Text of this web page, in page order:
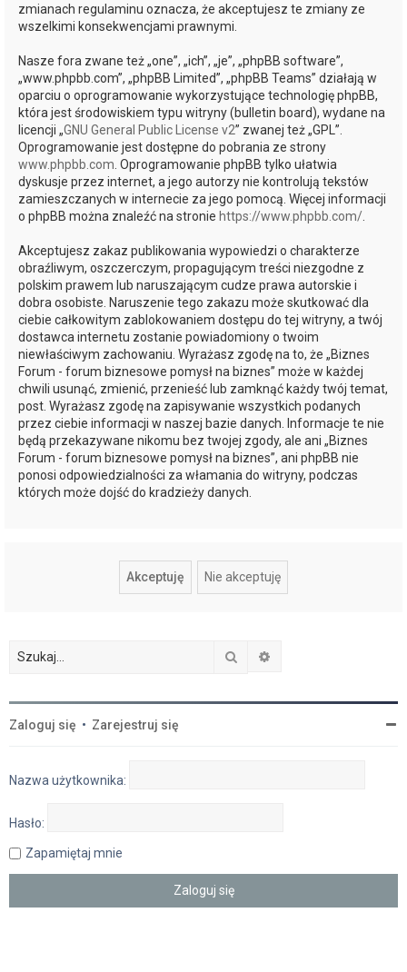
zmianach regulaminu oznacza, że akceptujesz te zmiany ze
wszelkimi konsekwencjami prawnymi.
Nasze fora zwane też „one”, „ich”, „je”, „phpBB software”,
„www.phpbb.com”, „phpBB Limited”, „phpBB Teams” działają w
oparciu o oprogramowanie wykorzystujące technologię phpBB,
która jest środowiskiem typu witryny (bulletin board), wydane na
licencji „GNU General Public License v2” zwanej też „GPL”.
Oprogramowanie jest dostępne do pobrania ze strony
www.phpbb.com . Oprogramowanie phpBB tylko ułatwia
dyskusje przez internet, a jego autorzy nie kontrolują tekstów
zamieszczanych w internecie za jego pomocą. Więcej informacji
o phpBB można znaleźć na stronie https://www.phpbb.com/
Akceptujesz zakaz publikowania wypowiedzi o charakterze
obraźliwym, oszczerczym, propagującym treści niezgodne z
polskim prawem lub naruszającym cudze prawa autorskie i
dobra osobiste. Naruszenie tego zakazu może skutkować dla
ciebie całkowitym zablokowaniem dostępu do tej witryny, a twój
dostawca internetu zostanie powiadomiony o twoim
niewłaściwym zachowaniu. Wyrażasz zgodę na to, że „Biznes
Forum - forum biznesowe pomysł na biznes” może w każdej
chwili usunąć, zmienić, przenieść lub zamknąć każdy twój temat,
post. Wyrażasz zgodę na zapisywanie wszystkich podanych
przez ciebie informacji w naszej bazie danych. Informacje te nie
będą przekazywane nikomu bez twojej zgody, ale ani „Biznes
Forum - forum biznesowe pomysł na biznes”, ani phpBB nie
ponosi odpowiedzialności za włamania do witryny, podczas
których może dojść do kradzieży danych.
Szukaj
Zaloguj się • Zarejestruj się
Nazwa użytkownika:
Hasło:
Zapamiętaj mnie